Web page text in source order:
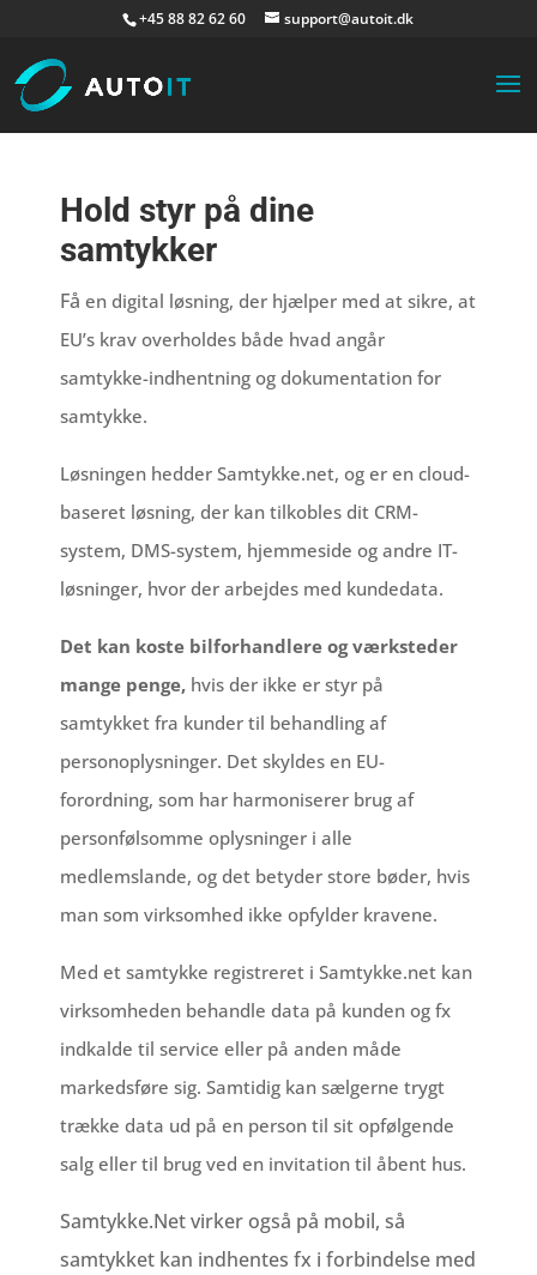
+45 88 82 62 60 support@autoit.dk
Hold styr på dine
samtykker
Få en digital løsning, der hjælper med at sikre, at
EU’s krav overholdes både hvad angår
samtykke-indhentning og dokumentation for
samtykke.
Løsningen hedder Samtykke.net, og er en cloud-
baseret løsning, der kan tilkobles dit CRM-
system, DMS-system, hjemmeside og andre IT-
løsninger, hvor der arbejdes med kundedata.
Det kan koste bilforhandlere og værksteder
mange penge, hvis der ikke er styr på
samtykket fra kunder til behandling af
personoplysninger. Det skyldes en EU-
forordning, som har harmoniserer brug af
personfølsomme oplysninger i alle
medlemslande, og det betyder store bøder, hvis
man som virksomhed ikke opfylder kravene.
Med et samtykke registreret i Samtykke.net kan
virksomheden behandle data på kunden og fx
indkalde til service eller på anden måde
markedsføre sig. Samtidig kan sælgerne trygt
trække data ud på en person til sit opfølgende
salg eller til brug ved en invitation til åbent hus.
Samtykke.Net virker også på mobil, så
samtykket kan indhentes fx i forbindelse med